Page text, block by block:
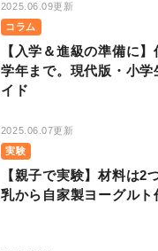
2025.06.09更新
コラム
【入学＆進級の準備に
学年まで。現代版・小学
イド
2025.06.07更新
実験
【親子で実験】材料は
乳から自家製ヨーグルト